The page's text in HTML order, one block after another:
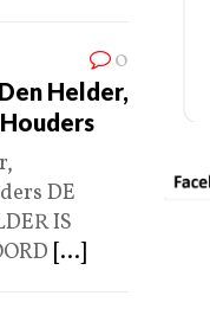
0
Helder,
DE
IS
[...]